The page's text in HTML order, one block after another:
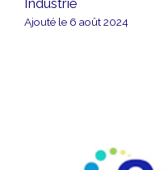
Ajouté le 6 août 2024